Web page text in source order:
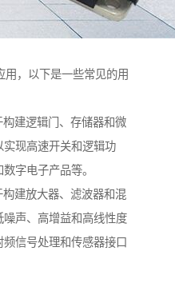
用，以下是一些常见的用
建逻辑门、存储器和微
现高速开关和逻辑功
字电子产品等。
建放大器、滤波器和混
声、高增益和高线性度
信号处理和传感器接口